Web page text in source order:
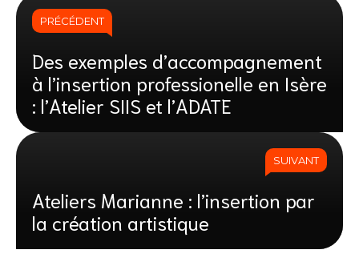
PRÉCÉDENT
Des exemples d’accompagnement
à l’insertion professionelle en Isère
: l’Atelier SIIS et l’ADATE
SUIVANT
Ateliers Marianne : l’insertion par
la création artistique